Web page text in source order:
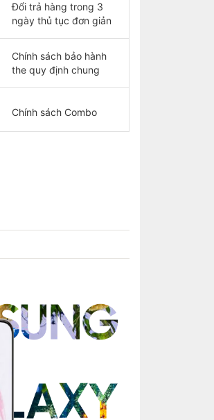
Đổi trả hàng trong 3
ngày thủ tục đơn giản
Chính sách bảo hành
the quy định chung
Chính sách Combo